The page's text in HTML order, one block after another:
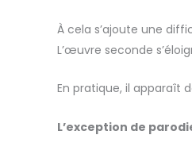
À cela s’ajoute une
L’œuvre seconde
En pratique, il apparaît
L’exception de